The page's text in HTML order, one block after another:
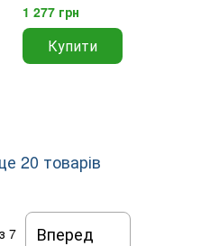
1 277 грн
Купити
20 товарів
з 7
Вперед